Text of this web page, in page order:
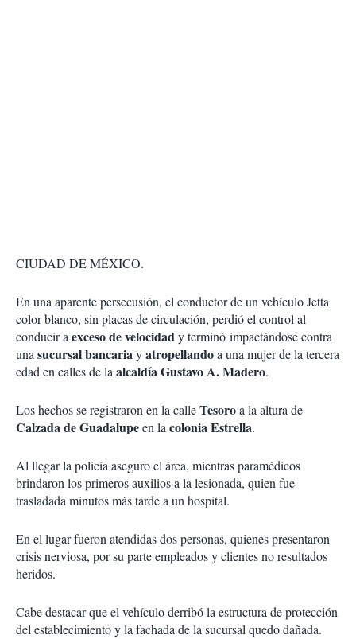
CIUDAD DE MÉXICO.
En una aparente persecusión, el conductor de un vehículo Jetta
color blanco, sin placas de circulación, perdió el control al
conducir aexceso de velocidady terminó impactándose contra
unasucursal bancariayatropellandoa una mujer de la tercera
edad en calles de laalcaldía Gustavo A. Madero.
Los hechos se registraron en la calleTesoroa la altura de
Calzada de Guadalupeen lacolonia Estrella.
Al llegar la policía aseguro el área, mientras paramédicos
brindaron los primeros auxilios a la lesionada, quien fue
trasladada minutos más tarde a un hospital.
En el lugar fueron atendidas dos personas, quienes presentaron
crisis nerviosa, por su parte empleados y clientes no resultados
heridos.
Cabe destacar que el vehículo derribó la estructura de protección
del establecimiento y la fachada de la sucursal quedo dañada.